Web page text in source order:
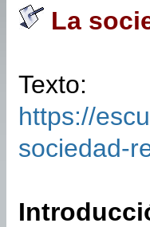
La
Texto:
https://
sociedad-